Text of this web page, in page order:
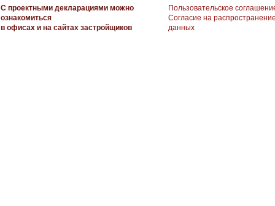
С проектными декларациями можно
ознакомиться
в офисах и на сайтах застройщиков
Пользовательское
Согласие на
данных